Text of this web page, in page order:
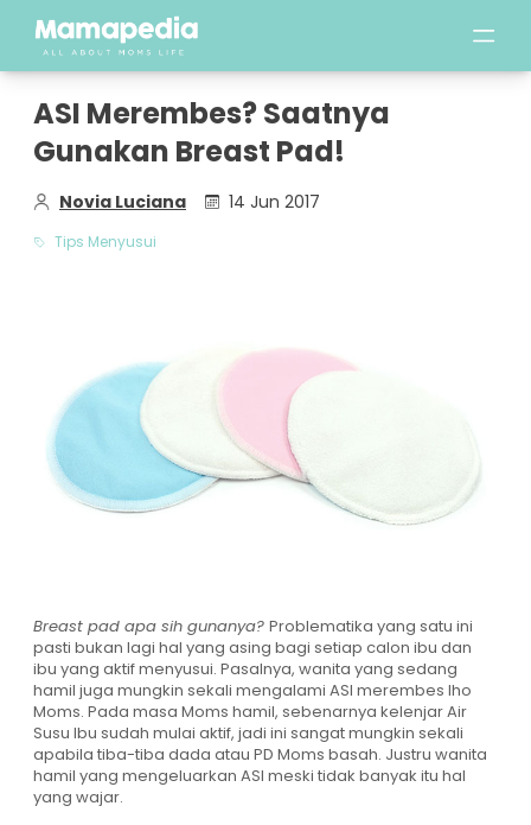
ASI Merembes? Saatnya
Gunakan Breast Pad!
Novia Luciana 14 Jun 2017
Tips Menyusui
Breast pad apa sih gunanya? Problematika yang satu ini
pasti bukan lagi hal yang asing bagi setiap calon ibu dan
ibu yang aktif menyusui. Pasalnya, wanita yang sedang
hamil juga mungkin sekali mengalami ASI merembes lho
Moms. Pada masa Moms hamil, sebenarnya kelenjar Air
Susu Ibu sudah mulai aktif, jadi ini sangat mungkin sekali
apabila tiba-tiba dada atau PD Moms basah. Justru wanita
hamil yang mengeluarkan ASI meski tidak banyak itu hal
yang wajar.